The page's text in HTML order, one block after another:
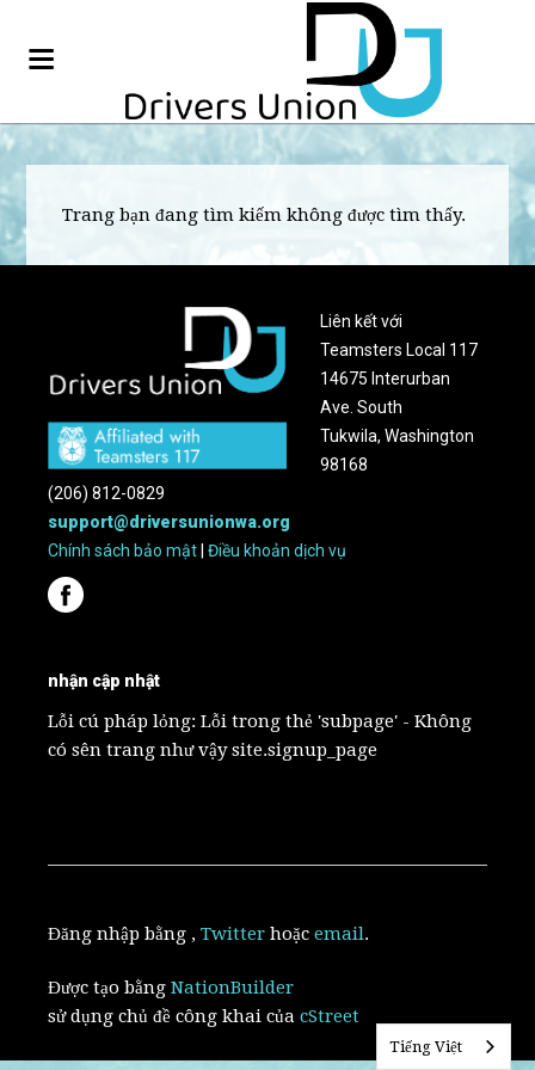
Trang bạn đang tìm kiếm không được tìm thấy.
Liên kết với
Teamsters Local 117
14675 Interurban
Ave. South
Tukwila, Washington
98168
(206) 812-0829
support@driversunionwa.org
Chính sách bảo mật |Điều khoản dịch vụ
nhận cập nhật
Lỗi cú pháp lỏng: Lỗi trong thẻ 'subpage' - Không
có sên trang như vậy site.signup_page
Đăng nhập bằng ,Twitter hoặcemail.
Được tạo bằngNationBuilder
sử dụng chủ đề công khai củacStreet
Tiếng Việt